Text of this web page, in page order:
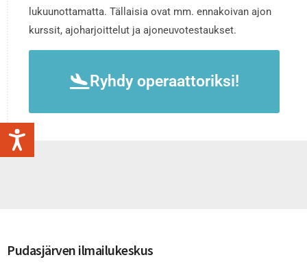
lukuunottamatta. Tällaisia ovat mm. ennakoivan ajon
kurssit, ajoharjoittelut ja ajoneuvotestaukset.
Ryhdy operaattoriksi!
Pudasjärven ilmailukeskus